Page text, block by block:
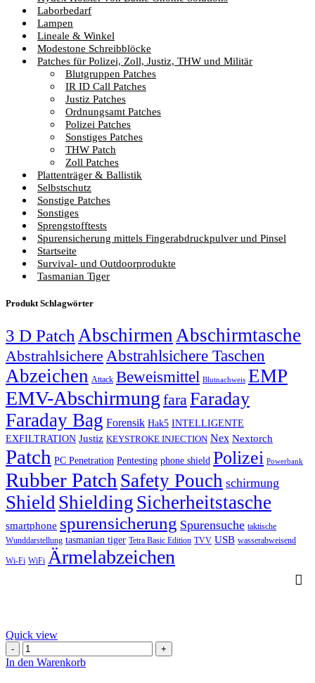
Laborbedarf
Lampen
Lineale & Winkel
Modestone Schreibblöcke
Patches für Polizei, Zoll, Justiz, THW und Militär
Blutgruppen Patches
IR ID Call Patches
Justiz Patches
Ordnungsamt Patches
Polizei Patches
Sonstiges Patches
THW Patch
Zoll Patches
Plattenträger & Ballistik
Selbstschutz
Sonstige Patches
Sonstiges
Sprengstofftests
Spurensicherung mittels Fingerabdruckpulver und Pinsel
Startseite
Survival- und Outdoorprodukte
Tasmanian Tiger
Produkt Schlagwörter
3 D Patch AbschirmenAbschirmtasche
Abstrahlsichere Abstrahlsichere Taschen
Abzeichen Attack Beweismittel Blutnachweis EMP
EMV-Abschirmung faraFaraday
Faraday Bag Forensik Hak5 INTELLIGENTE
EXFILTRATION Justiz KEYSTROKE INJECTION Nex Nextorch
Patch PC Penetration Pentesting phone shield Polizei Powerbank
Rubber Patch Safety Pouch schirmung
ShieldShielding Sicherheitstasche
smartphone spurensicherung Spurensuche taktische
Wunddarstellung tasmanian tiger Tetra Basic Edition TVV USB wasserabweisend
Wi-Fi WiFi Ärmelabzeichen
Quick view
Nextorch
TA
In den Warenkorb